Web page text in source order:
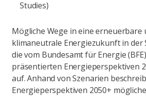
Studies)
Mögliche Wege in eine erneuerbare
klimaneutrale Energiezukunft in der
die vom Bundesamt für Energie
präsentierten Energieperspektiven
auf. Anhand von Szenarien
Energieperspektiven 2050+